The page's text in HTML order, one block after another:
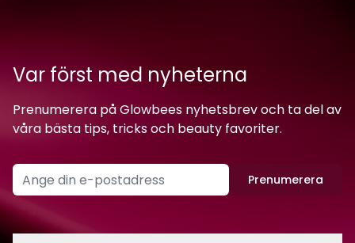
Var först med nyheterna
Prenumerera på Glowbees nyhetsbrev och ta del av
våra bästa tips, tricks och beauty favoriter.
Prenumerera